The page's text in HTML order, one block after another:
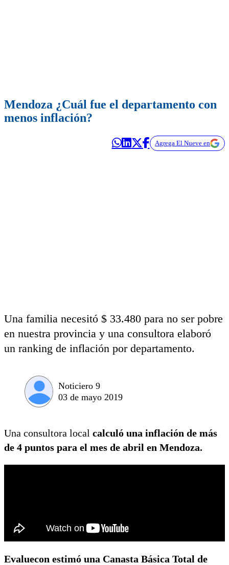
Mendoza ¿Cuál fue el departamento con
menos inflación?
Agrega El Nueve en
Una familia necesitó $ 33.480 para no ser pobre
en nuestra provincia y una consultora elaboró
un ranking de inflación por departamento.
Noticiero 9
03 de mayo 2019
Una consultora local calculó una inflación de más
de 4 puntos para el mes de abril en Mendoza.
Evaluecon estimó una Canasta Básica Total de